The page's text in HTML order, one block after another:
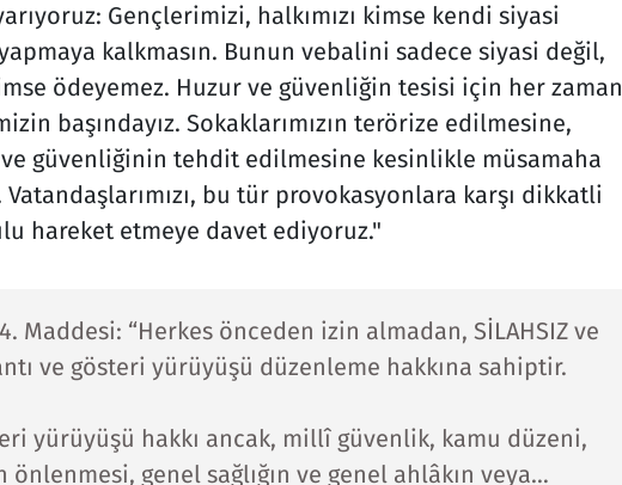
Gençlerimizi, halkımızı kimse kendi siyasi
kalkmasın. Bunun vebalini sadece siyasi değil,
ödeyemez. Huzur ve güvenliğin tesisi için her zaman
başındayız. Sokaklarımızın terörize edilmesine,
güvenliğinin tehdit edilmesine kesinlikle müsamaha
bu tür provokasyonlara karşı dikkatli
hareket etmeye davet ediyoruz."
Maddesi: “Herkes önceden izin almadan, SİLAHSIZ ve
ve gösteri yürüyüşü düzenleme hakkına sahiptir.
yürüyüşü hakkı ancak, millî güvenlik, kamu düzeni,
genel sağlığın ve genel ahlâkın veya…